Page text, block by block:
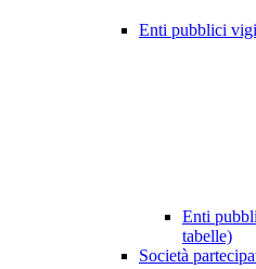
Enti pubblici
Enti
tabelle)
Società